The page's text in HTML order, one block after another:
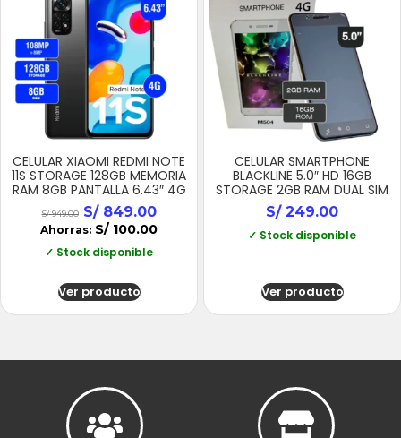
CELULAR XIAOMI REDMI NOTE
11S STORAGE 128GB MEMORIA
RAM 8GB PANTALLA 6.43″ 4G
S/949.00 S/849.00
Ahorras: S/ 100.00
✓ Stock disponible
Ver producto
CELULAR SMARTPHONE
BLACKLINE 5.0″ HD 16GB
STORAGE 2GB RAM DUAL SIM
S/249.00
✓ Stock disponible
Ver producto